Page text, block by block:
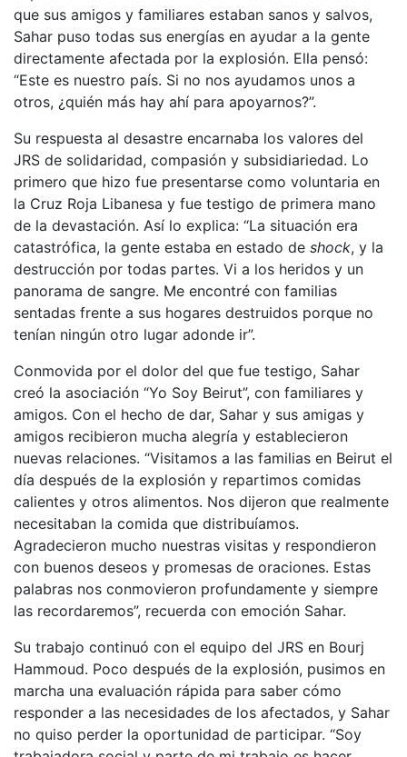
que sus amigos y familiares estaban sanos y salvos,
Sahar puso todas sus energías en ayudar a la gente
directamente afectada por la explosión. Ella pensó:
“Este es nuestro país. Si no nos ayudamos unos a
otros, ¿quién más hay ahí para apoyarnos?”.
Su respuesta al desastre encarnaba los valores del
JRS de solidaridad, compasión y subsidiariedad. Lo
primero que hizo fue presentarse como voluntaria en
la Cruz Roja Libanesa y fue testigo de primera mano
de la devastación. Así lo explica: “La situación era
catastrófica, la gente estaba en estado de shock, y la
destrucción por todas partes. Vi a los heridos y un
panorama de sangre. Me encontré con familias
sentadas frente a sus hogares destruidos porque no
tenían ningún otro lugar adonde ir”.
Conmovida por el dolor del que fue testigo, Sahar
creó la asociación “Yo Soy Beirut”, con familiares y
amigos. Con el hecho de dar, Sahar y sus amigas y
amigos recibieron mucha alegría y establecieron
nuevas relaciones. “Visitamos a las familias en Beirut el
día después de la explosión y repartimos comidas
calientes y otros alimentos. Nos dijeron que realmente
necesitaban la comida que distribuíamos.
Agradecieron mucho nuestras visitas y respondieron
con buenos deseos y promesas de oraciones. Estas
palabras nos conmovieron profundamente y siempre
las recordaremos”, recuerda con emoción Sahar.
Su trabajo continuó con el equipo del JRS en Bourj
Hammoud. Poco después de la explosión, pusimos en
marcha una evaluación rápida para saber cómo
responder a las necesidades de los afectados, y Sahar
no quiso perder la oportunidad de participar. “Soy